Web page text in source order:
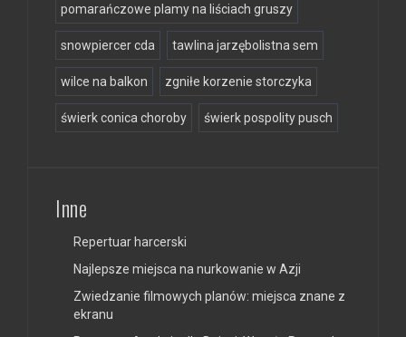
pomarańczowe plamy na liściach gruszy
snowpiercer cda tawlina jarzębolistna sem
wilce na balkon zgniłe korzenie storczyka
świerk conica choroby świerk pospolity pusch
Inne
Repertuar harcerski
Najlepsze miejsca na nurkowanie w Azji
Zwiedzanie filmowych planów: miejsca znane z
ekranu